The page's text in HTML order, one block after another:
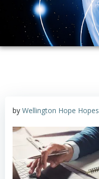
by Wellington Hope Hopes